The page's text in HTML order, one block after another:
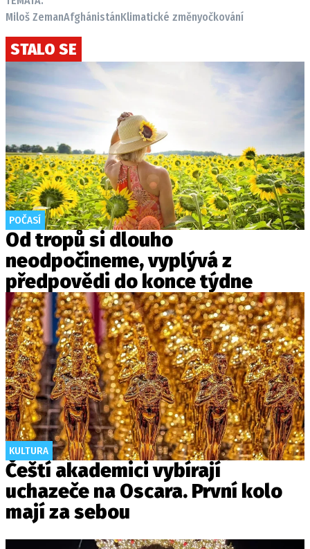
Miloš ZemanAfghánistánKlimatické změnyočkování
STALO SE
POČASÍ
Od tropů si dlouho
neodpočineme, vyplývá z
předpovědi do konce týdne
KULTURA
Čeští akademici vybírají
uchazeče na Oscara. První kolo
mají za sebou